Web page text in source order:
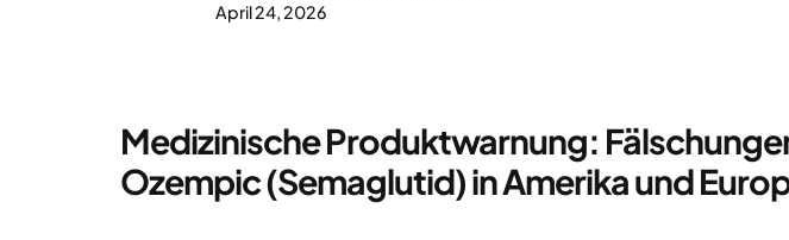
April 24, 2026
Medizinische Produktwarnung:
Ozempic (Semaglutid) in Amerika und